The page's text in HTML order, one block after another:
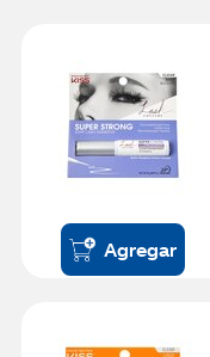
Agregar